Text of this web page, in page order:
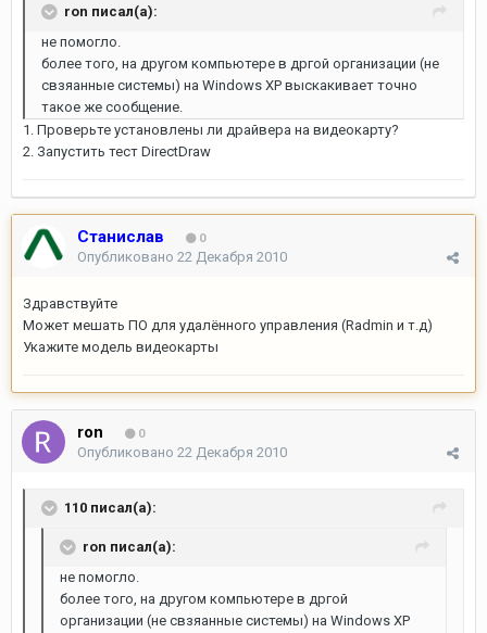
ron писал(а):
не помогло.
более того, на другом компьютере в дргой организации (не
свзяанные системы) на Windows XP выскакивает точно
такое же сообщение.
1. Проверьте установлены ли драйвера на видеокарту?
2. Запустить тест DirectDraw
Станислав 0
Опубликовано 22 Декабря 2010
Здравствуйте
Может мешать ПО для удалённого управления (Radmin и т.д)
Укажите модель видеокарты
ron 0
Опубликовано 22 Декабря 2010
110 писал(а):
ron писал(а):
не помогло.
более того, на другом компьютере в дргой
организации (не свзяанные системы) на Windows XP